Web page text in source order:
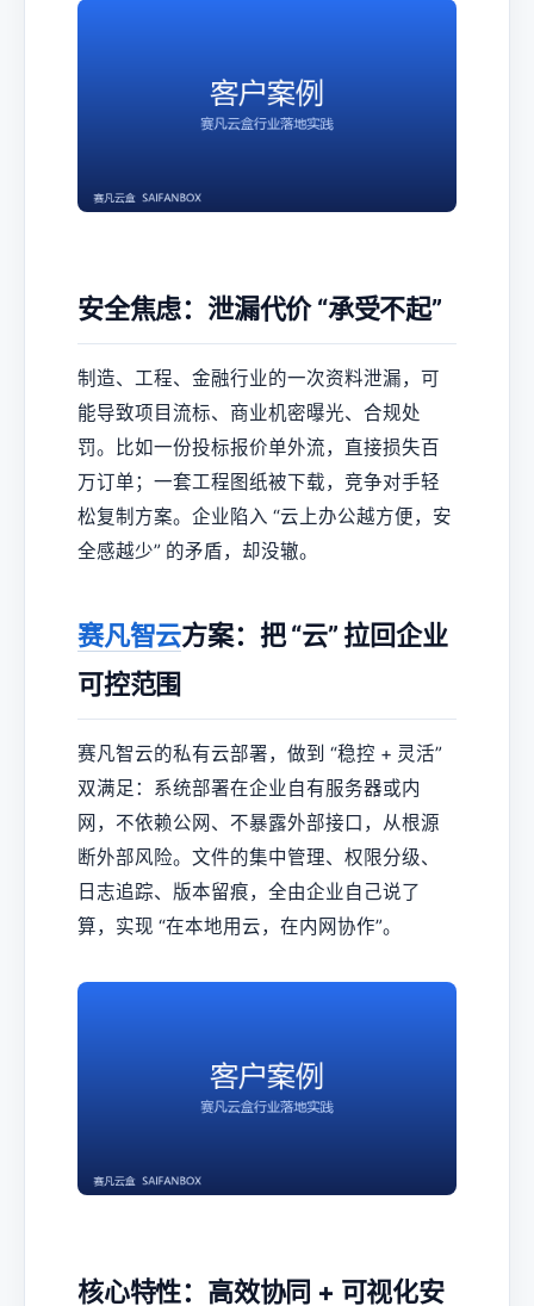
安全焦虑：泄漏代价 “承受不起”
制造、工程、金融行业的一次资料泄漏，可
能导致项目流标、商业机密曝光、合规处
罚。比如一份投标报价单外流，直接损失百
万订单；一套工程图纸被下载，竞争对手轻
松复制方案。企业陷入 “云上办公越方便，安
全感越少” 的矛盾，却没辙。
赛凡智云方案：把 “云” 拉回企业
可控范围
赛凡智云的私有云部署，做到 “稳控 + 灵活”
双满足：系统部署在企业自有服务器或内
网，不依赖公网、不暴露外部接口，从根源
断外部风险。文件的集中管理、权限分级、
日志追踪、版本留痕，全由企业自己说了
算，实现 “在本地用云，在内网协作”。
核心特性：高效协同 + 可视化安